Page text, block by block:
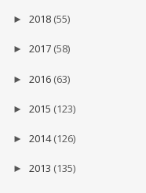
► 2018 (55)
► 2017 (58)
► 2016 (63)
► 2015 (123)
► 2014 (126)
► 2013 (135)